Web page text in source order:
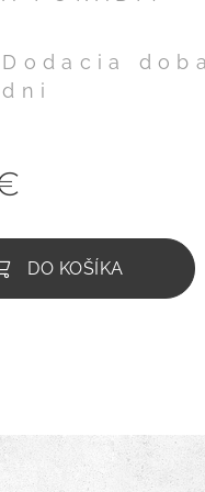
Dodacia
dni
DO KOŠÍKA